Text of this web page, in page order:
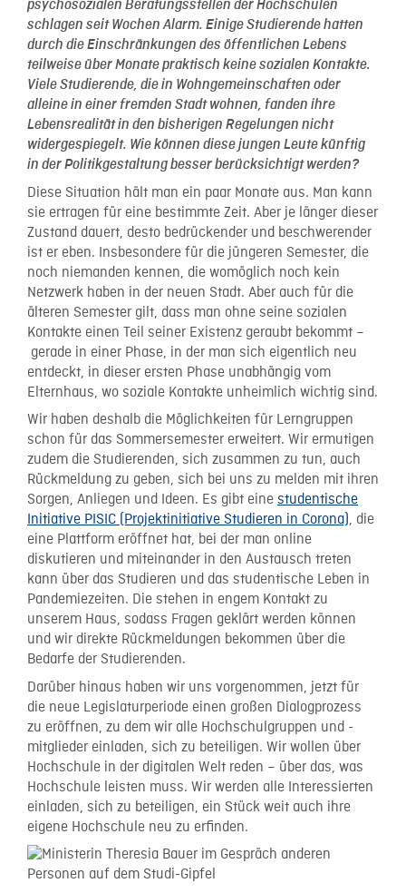
psychosozialen Beratungsstellen der Hochschulen
schlagen seit Wochen Alarm. Einige Studierende hatten
durch die Einschränkungen des öffentlichen Lebens
teilweise über Monate praktisch keine sozialen Kontakte.
Viele Studierende, die in Wohngemeinschaften oder
alleine in einer fremden Stadt wohnen, fanden ihre
Lebensrealität in den bisherigen Regelungen nicht
widergespiegelt. Wie können diese jungen Leute künftig
in der Politikgestaltung besser berücksichtigt werden?
Diese Situation hält man ein paar Monate aus. Man kann
sie ertragen für eine bestimmte Zeit. Aber je länger dieser
Zustand dauert, desto bedrückender und beschwerender
ist er eben. Insbesondere für die jüngeren Semester, die
noch niemanden kennen, die womöglich noch kein
Netzwerk haben in der neuen Stadt. Aber auch für die
älteren Semester gilt, dass man ohne seine sozialen
Kontakte einen Teil seiner Existenz geraubt bekommt –
gerade in einer Phase, in der man sich eigentlich neu
entdeckt, in dieser ersten Phase unabhängig vom
Elternhaus, wo soziale Kontakte unheimlich wichtig sind.
Wir haben deshalb die Möglichkeiten für Lerngruppen
schon für das Sommersemester erweitert. Wir ermutigen
zudem die Studierenden, sich zusammen zu tun, auch
Rückmeldung zu geben, sich bei uns zu melden mit ihren
Sorgen, Anliegen und Ideen. Es gibt eine studentische
Initiative PISIC (Projektinitiative Studieren in Corona), die
eine Plattform eröffnet hat, bei der man online
diskutieren und miteinander in den Austausch treten
kann über das Studieren und das studentische Leben in
Pandemiezeiten. Die stehen in engem Kontakt zu
unserem Haus, sodass Fragen geklärt werden können
und wir direkte Rückmeldungen bekommen über die
Bedarfe der Studierenden.
Darüber hinaus haben wir uns vorgenommen, jetzt für
die neue Legislaturperiode einen großen Dialogprozess
zu eröffnen, zu dem wir alle Hochschulgruppen und -
mitglieder einladen, sich zu beteiligen. Wir wollen über
Hochschule in der digitalen Welt reden – über das, was
Hochschule leisten muss. Wir werden alle Interessierten
einladen, sich zu beteiligen, ein Stück weit auch ihre
eigene Hochschule neu zu erfinden.